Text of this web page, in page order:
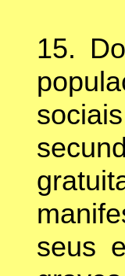
15.
seus